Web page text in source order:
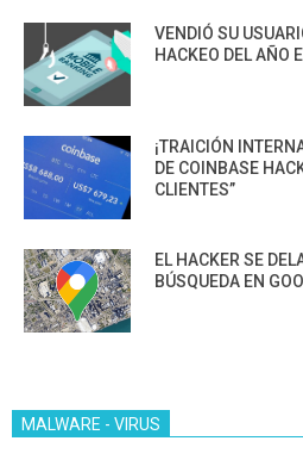
VENDIÓ SU
HACKEO DEL AÑO
¡TRAICIÓN
DE COINBASE
CLIENTES”
EL HACKER SE
BÚSQUEDA EN
MALWARE - VIRUS